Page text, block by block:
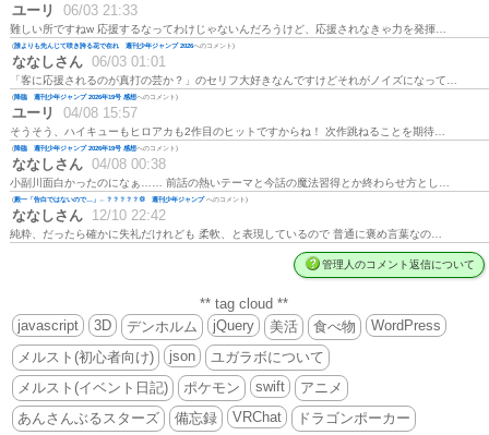
ユーリ 06/03 21:33
難しい所ですねw 応援するなってわけじゃないんだろうけど、応援されなきゃ力を発揮…
(誰よりも先んじて咲き誇る花で在れ 週刊少年ジャンプ 2026へのコメント)
ななしさん 06/03 01:01
「客に応援されるのが真打の芸か？」のセリフ大好きなんですけどそれがノイズになって…
(降臨 週刊少年ジャンプ 2026年19号 感想へのコメント)
ユーリ 04/08 15:57
そうそう、ハイキューもヒロアカも2作目のヒットですからね！ 次作跳ねることを期待…
(降臨 週刊少年ジャンプ 2026年19号 感想へのコメント)
ななしさん 04/08 00:38
小副川面白かったのになぁ…… 前話の熱いテーマと今話の魔法習得とか終わらせ方とし…
(殿一「告白ではないので…」←？？？？？💢 週刊少年ジャンプへのコメント)
ななしさん 12/10 22:42
純粋、だったら確かに失礼だけれども 柔軟、と表現しているので 普通に褒め言葉なの…
管理人のコメント返信について
** tag cloud **
javascript
3D デンホルム jQuery 美活 食べ物
WordPress
メルスト(初心者向け)
json
ユガラボについて
メルスト(イベント日記)
ポケモン swift
アニメ
あんさんぶるスターズ
備忘録 VRChat
ドラゴンポーカー